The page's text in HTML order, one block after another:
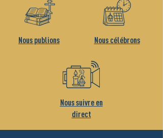
Nous publions Nous célébrons
Nous suivre en
direct